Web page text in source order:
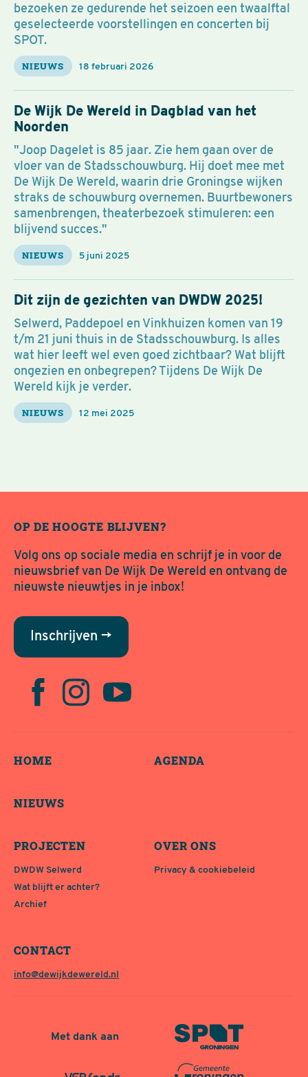
bezoeken ze gedurende het seizoen een twaalftal
geselecteerde voorstellingen en concerten bij
SPOT.
NIEUWS 18 februari 2026
De Wijk De Wereld in Dagblad van het
Noorden
"Joop Dagelet is 85 jaar. Zie hem gaan over de
vloer van de Stadsschouwburg. Hij doet mee met
De Wijk De Wereld, waarin drie Groningse wijken
straks de schouwburg overnemen. Buurtbewoners
samenbrengen, theaterbezoek stimuleren: een
blijvend succes."
NIEUWS 5 juni 2025
Dit zijn de gezichten van DWDW 2025!
Selwerd, Paddepoel en Vinkhuizen komen van 19
t/m 21 juni thuis in de Stadsschouwburg. Is alles
wat hier leeft wel even goed zichtbaar? Wat blijft
ongezien en onbegrepen? Tijdens De Wijk De
Wereld kijk je verder.
NIEUWS 12 mei 2025
OP DE HOOGTE BLIJVEN?
Volg ons op sociale media en schrijf je in voor de
nieuwsbrief van De Wijk De Wereld en ontvang de
nieuwste nieuwtjes in je inbox!
Inschrijven →
HOME AGENDA
NIEUWS
PROJECTEN
DWDW Selwerd
Wat blijft er achter?
Archief
OVER ONS
Privacy & cookiebeleid
CONTACT
info@dewijkdewereld.nl
Met dank aan